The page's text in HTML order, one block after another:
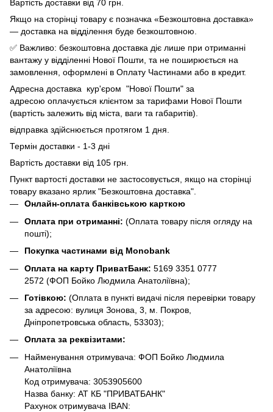
Вартість доставки від 70 грн.
Якщо на сторінці товару є позначка «Безкоштовна доставка»
— доставка на відділення буде безкоштовною.
✅ Важливо: безкоштовна доставка діє лише при отриманні
вантажу у відділенні Нової Пошти, та не поширюється на
замовлення, оформлені в Оплату Частинами або в кредит.
Адресна доставка кур'єром "Нової Пошти" за
адресою оплачується клієнтом за тарифами Нової Пошти
(вартість залежить від міста, ваги та габаритів).
відправка здійснюється протягом 1 дня.
Термін доставки - 1-3 дні
Вартість доставки від 105 грн.
Пункт вартості доставки не застосовується, якщо на сторінці
товару вказано ярлик "Безкоштовна доставка".
Онлайн-оплата банківською карткою
Оплата при отриманні: (Оплата товару після огляду на
пошті);
Покупка частинами від Monobank
Оплата на карту ПриватБанк: 5169 3351 0777
2572 (ФОП Бойко Людмила Анатоліївна);
Готівкою: (Оплата в пункті видачі після перевірки товару
за адресою: вулиця Зонова, 3, м. Покров,
Дніпропетровська область, 53303);
Оплата за реквізитами:
Найменування отримувача: ФОП Бойко Людмила
Анатоліївна
Код отримувача: 3053905600
Назва банку: АТ КБ "ПРИВАТБАНК"
Рахунок отримувача IBAN: